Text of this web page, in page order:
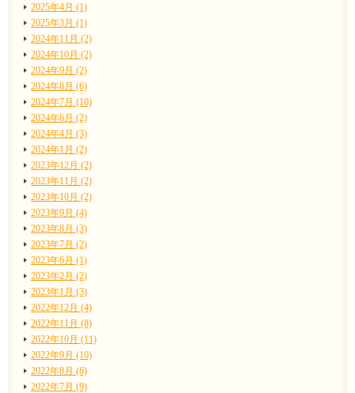
2025年4月 (1)
2025年3月 (1)
2024年11月 (2)
2024年10月 (2)
2024年9月 (2)
2024年8月 (6)
2024年7月 (10)
2024年6月 (2)
2024年4月 (3)
2024年1月 (2)
2023年12月 (2)
2023年11月 (2)
2023年10月 (2)
2023年9月 (4)
2023年8月 (3)
2023年7月 (2)
2023年6月 (1)
2023年2月 (2)
2023年1月 (3)
2022年12月 (4)
2022年11月 (8)
2022年10月 (11)
2022年9月 (10)
2022年8月 (6)
2022年7月 (9)